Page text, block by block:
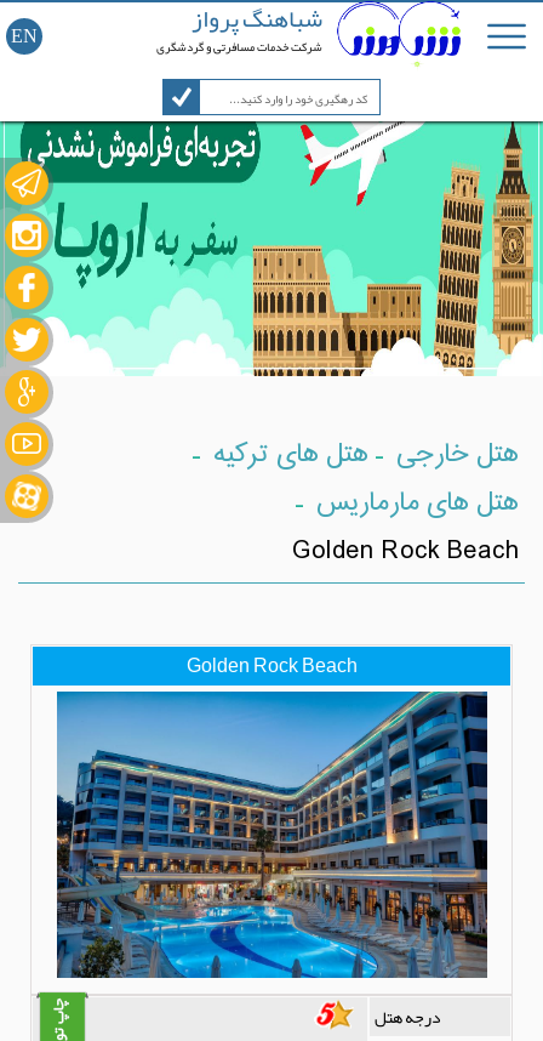
EN شباهنگ پرواز
شرکت خدمات مسافرتی و گردشگری
هتل خارجی -هتل های ترکیه -
هتل های مارماریس -
Golden Rock Beach
Golden Rock Beach
درجه هتل